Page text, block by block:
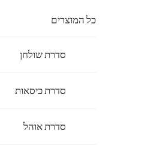
כל המוצרים
סדרת שולחן
סדרת כיסאות
סדרת אוהל